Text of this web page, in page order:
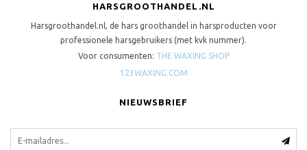
HARSGROOTHANDEL.NL
Harsgroothandel.nl, de hars groothandel in harsproducten voor
professionele harsgebruikers (met kvk nummer).
Voor consumenten: THE WAXING SHOP
123WAXING.COM
NIEUWSBRIEF